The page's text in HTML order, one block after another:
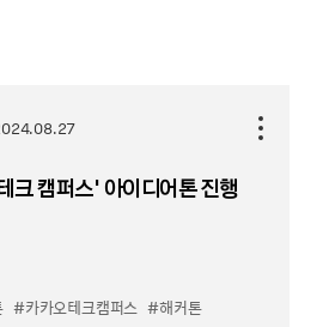
크 캠퍼스’ 아이디어톤 진행
#카카오테크캠퍼스 #해커톤